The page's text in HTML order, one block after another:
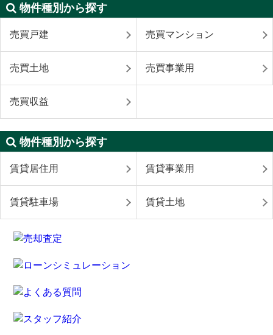
物件種別から探す
売買戸建 売買マンション
売買土地 売買事業用
売買収益
物件種別から探す
賃貸居住用 賃貸事業用
賃貸駐車場 賃貸土地